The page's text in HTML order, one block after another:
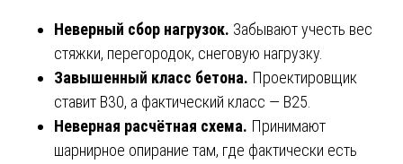
Неверный сбор нагрузок. Забывают учесть вес
стяжки, перегородок, снеговую нагрузку.
Завышенный класс бетона. Проектировщик
ставит В30, а фактический класс — В25.
Неверная расчётная схема. Принимают
шарнирное опирание там, где фактически есть